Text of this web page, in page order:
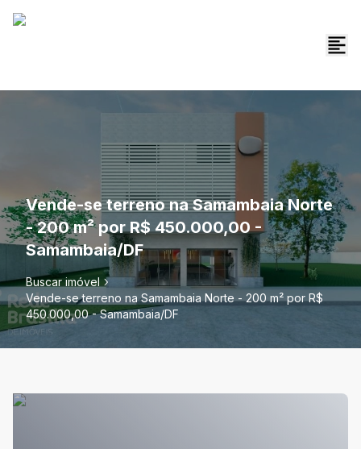
Vende-se terreno na Samambaia Norte
- 200 m² por R$ 450.000,00 -
Samambaia/DF
Buscar imóvel
Vende-se terreno na Samambaia Norte - 200 m² por R$
450.000,00 - Samambaia/DF